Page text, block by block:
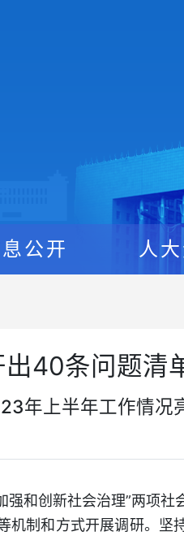
公开 人
40条问题清
年上半年工作情况
强和创新社会治理”两项社
机制和方式开展调研。坚